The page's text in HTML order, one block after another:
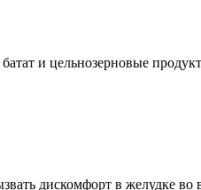
и цельнозерновые
дискомфорт в желудке во